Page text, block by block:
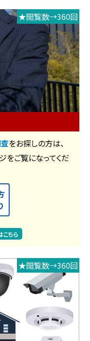
★閲覧数→360回
をお探しの方は、
をご覧になってくだ
こちら
★閲覧数→360回